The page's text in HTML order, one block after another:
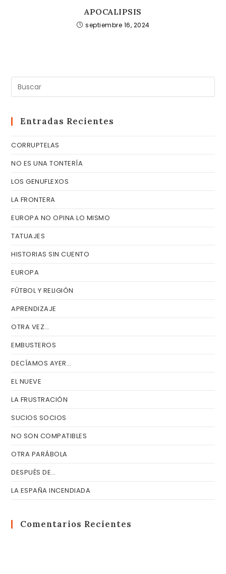
APOCALIPSIS
septiembre 16, 2024
Entradas Recientes
CORRUPTELAS
NO ES UNA TONTERÍA
LOS GENUFLEXOS
LA FRONTERA
EUROPA NO OPINA LO MISMO
TATUAJES
HISTORIAS SIN CUENTO
EUROPA
FÚTBOL Y RELIGIÓN
APRENDIZAJE
OTRA VEZ…
EMBUSTEROS
DECÍAMOS AYER…
EL NUEVE
LA FRUSTRACIÓN
SUCIOS SOCIOS
NO SON COMPATIBLES
OTRA PARÁBOLA
DESPUÉS DE…
LA ESPAÑA INCENDIADA
Comentarios Recientes